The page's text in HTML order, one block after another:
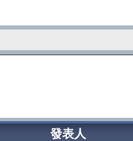
發表人